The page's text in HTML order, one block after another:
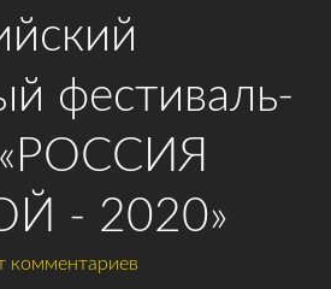
фестиваль-
«РОССИЯ
- 2020»
комментариев